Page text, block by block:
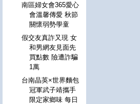
南區婦女會365愛心
會溫馨傳愛 秋節
關懷弱勢學童
假交友真詐又現 女
和男網友見面先
買點數 險遭詐騙
1萬
台南晶英×世界麵包
冠軍武子靖攜手
限定家鄉味 每日